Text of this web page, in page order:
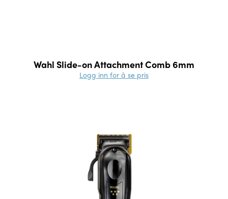
Wahl Slide-on Attachment Comb 6mm
Logg inn for å se pris